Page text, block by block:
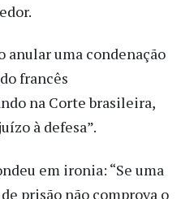
anular uma condenação
francês
na Corte brasileira,
à defesa”.
em ironia: “Se uma
prisão não comprova o